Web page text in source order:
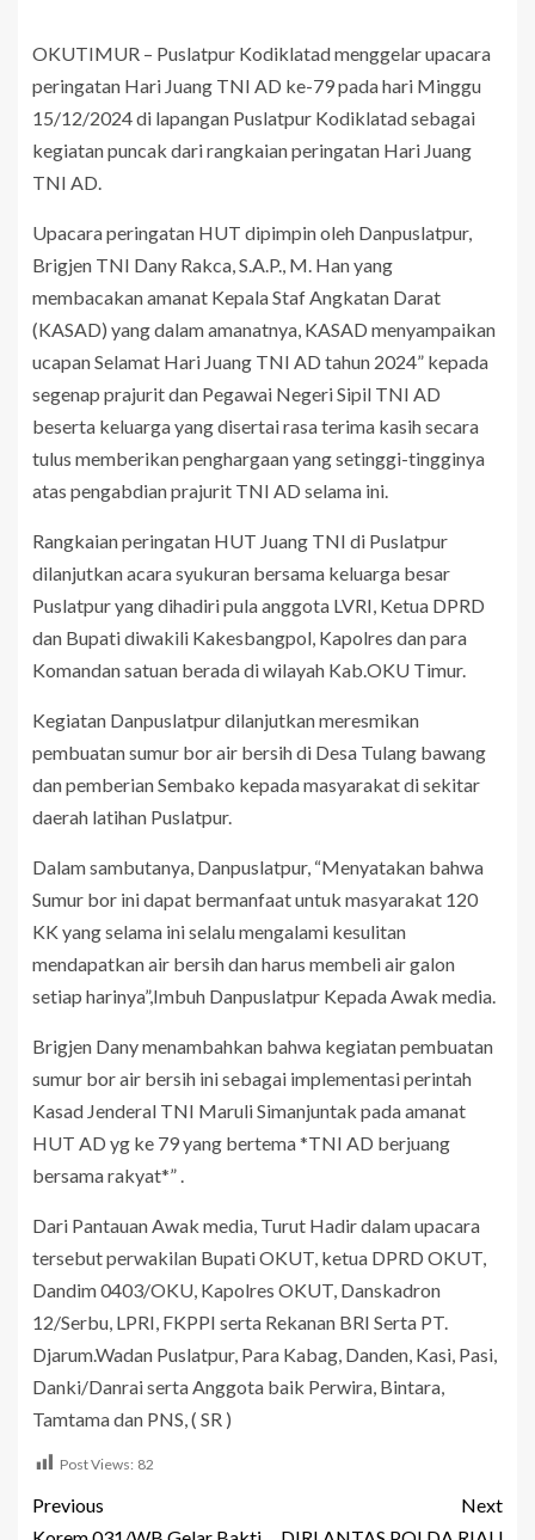
OKUTIMUR – Puslatpur Kodiklatad menggelar upacara
peringatan Hari Juang TNI AD ke-79 pada hari Minggu
15/12/2024 di lapangan Puslatpur Kodiklatad sebagai
kegiatan puncak dari rangkaian peringatan Hari Juang
TNI AD.
Upacara peringatan HUT dipimpin oleh Danpuslatpur,
Brigjen TNI Dany Rakca, S.A.P., M. Han yang
membacakan amanat Kepala Staf Angkatan Darat
(KASAD) yang dalam amanatnya, KASAD menyampaikan
ucapan Selamat Hari Juang TNI AD tahun 2024” kepada
segenap prajurit dan Pegawai Negeri Sipil TNI AD
beserta keluarga yang disertai rasa terima kasih secara
tulus memberikan penghargaan yang setinggi-tingginya
atas pengabdian prajurit TNI AD selama ini.
Rangkaian peringatan HUT Juang TNI di Puslatpur
dilanjutkan acara syukuran bersama keluarga besar
Puslatpur yang dihadiri pula anggota LVRI, Ketua DPRD
dan Bupati diwakili Kakesbangpol, Kapolres dan para
Komandan satuan berada di wilayah Kab.OKU Timur.
Kegiatan Danpuslatpur dilanjutkan meresmikan
pembuatan sumur bor air bersih di Desa Tulang bawang
dan pemberian Sembako kepada masyarakat di sekitar
daerah latihan Puslatpur.
Dalam sambutanya, Danpuslatpur, “Menyatakan bahwa
Sumur bor ini dapat bermanfaat untuk masyarakat 120
KK yang selama ini selalu mengalami kesulitan
mendapatkan air bersih dan harus membeli air galon
setiap harinya”,Imbuh Danpuslatpur Kepada Awak media.
Brigjen Dany menambahkan bahwa kegiatan pembuatan
sumur bor air bersih ini sebagai implementasi perintah
Kasad Jenderal TNI Maruli Simanjuntak pada amanat
HUT AD yg ke 79 yang bertema *TNI AD berjuang
bersama rakyat*” .
Dari Pantauan Awak media, Turut Hadir dalam upacara
tersebut perwakilan Bupati OKUT, ketua DPRD OKUT,
Dandim 0403/OKU, Kapolres OKUT, Danskadron
12/Serbu, LPRI, FKPPI serta Rekanan BRI Serta PT.
Djarum.Wadan Puslatpur, Para Kabag, Danden, Kasi, Pasi,
Danki/Danrai serta Anggota baik Perwira, Bintara,
Tamtama dan PNS, ( SR )
Post Views: 82
Previous
Next